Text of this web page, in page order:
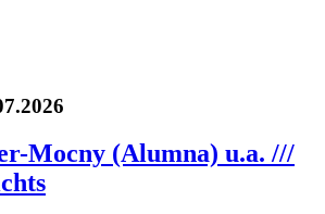
Mocny (Alumna) u.a. ///